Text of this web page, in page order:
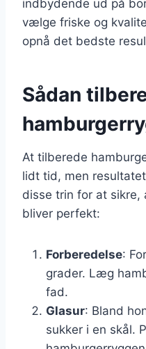
indbydende ud på
vælge friske og
opnå det bedste
Sådan
At tilberede
lidt tid, men
disse trin for at sikre,
bliver perfekt:
Forberedelse:
grader. Læg
fad.
Glasur: Bland
sukker i en skål.